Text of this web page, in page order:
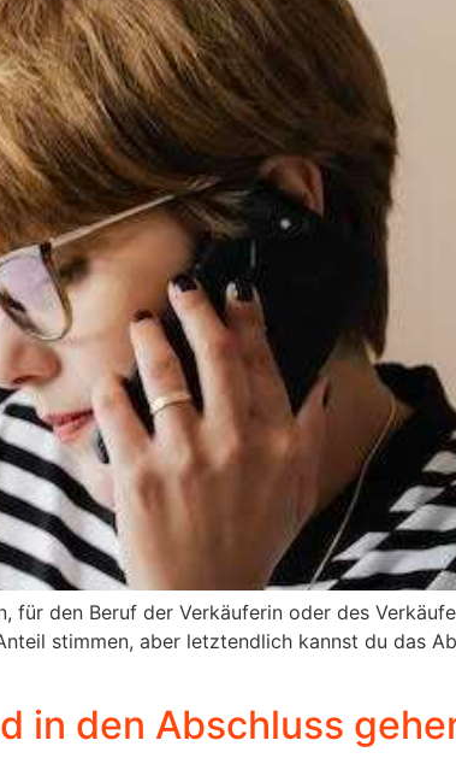
für den Beruf der Verkäuferin oder des
stimmen, aber letztendlich kannst du das
in den Abschluss